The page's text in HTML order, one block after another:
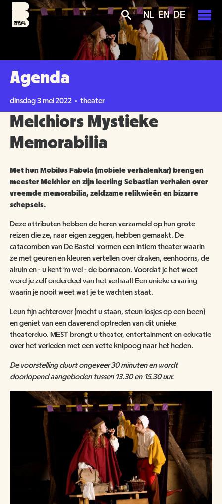
Overslaan
naar
gaan
Skip
main
Skip
search
NL EN DE
PLAN JE BEZOEK
TICKETS
OPENINGSTIJDEN
TOEGANKELIJKHEID
SCHOOLBEZOEK
EXPOSITIES
HORECA
MUSEUMWINKEL
ZAALVERHUUR
HUISREGELS
KINDERFEESTJE
AGENDA
OVER ONS
MISSIE EN VISIE
ANBI
COMITÉ VAN AANBEVELING
BESTUUR
ORGANOGRAM
VACATURES
WORD VRIEND
SCHENKEN & NALATEN
COLLECTIE
OVER DE COLLECTIE
BRUIKLENEN
ARCHITECTUUR
NIEUWSBRIEF
2000 JAAR GESCHIEDENIS AAN DE WAAL
CONTACT
VERRIJK JEZELF IN HET RIJK VAN NIJMEGEN
GROENMAKERS
NATUUR- & MILIEUORGANISATIES
NATUUR- & MILIEUORGANISATIES
NME NIEUWS & INSPIRATIE
SCHOLEN
Agenda
dinsdag 3 mei 2022 • theater
Melchiors Mystieke
Memorabilia
Met hun Mobilus Fabula (mobiele verhalenkar) brengen
meester Melchior en zijn leerling Sebastian verhalen over
vreemde memorabilia, zeldzame relikwieën en bizarre
schepsels.
Deze attributen hebben de heren verzameld op hun grote
reizen die ze, naar eigen zeggen, hebben gemaakt. De
catacomben van De Bastei vormen een intiem theater waarin
ze met geuren en kleuren vertellen over draken, eenhoorns, de
alruin en - u kent 'm wel - de bonnacon. Voordat je het weet
word je zelf onderdeel van het verhaal! Een unieke ervaring
waarin je nooit weet wat je te wachten staat.
Leun fijn achterover (mocht u staan, steun losjes op een been)
en geniet van een daverend optreden van dit unieke
theaterduo. MEST brengt u theater, entertainment en educatie
over het verleden met een vette knipoog naar het heden.
De voorstelling duurt ongeveer 30 minuten en wordt
doorlopend aangeboden tussen 13.30 en 15.30 uur.